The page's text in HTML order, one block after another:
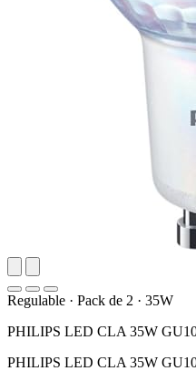
Regulable · Pack de 2 · 35W
PHILIPS LED CLA 35W
PHILIPS LED CLA 35W